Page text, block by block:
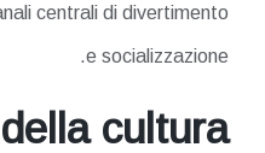
centrali di divertimento
e socializzazione.
cultura